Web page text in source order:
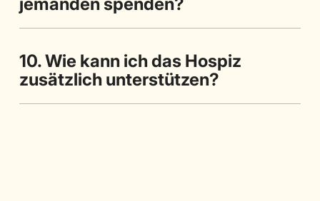
10. Wie kann ich das Hospiz
zusätzlich unterstützen?